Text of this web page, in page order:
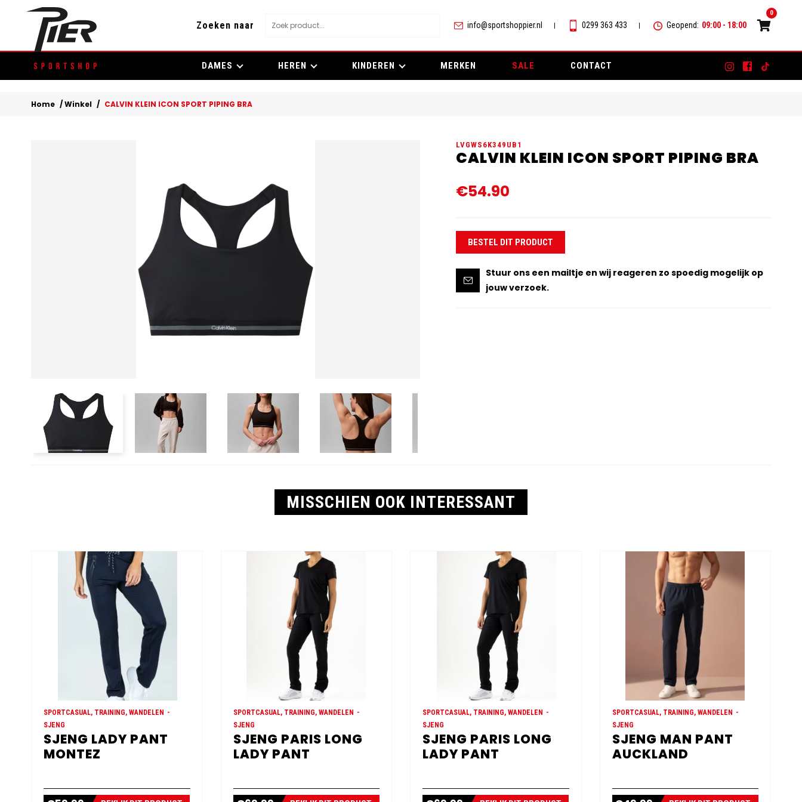
Zoeken naar info@sportshoppier.nl 0299 363 433 Geopend: 09:00 - 18:00
0
Skip
DAMES HEREN KINDEREN MERKEN SALE CONTACT
Home /Winkel / CALVIN KLEIN ICON SPORT PIPING BRA
LVGWS6K349UB1
CALVIN KLEIN ICON SPORT PIPING BRA
€54.90
BESTEL DIT PRODUCT
Stuur ons een mailtje en wij reageren zo spoedig mogelijk op
jouw verzoek.
MISSCHIEN OOK INTERESSANT
SPORTCASUAL, TRAINING, WANDELEN
SJENG
SJENG LADY PANT
MONTEZ
SPORTCASUAL, TRAINING, WANDELEN
SJENG
SJENG PARIS LONG
LADY PANT
SPORTCASUAL, TRAINING, WANDELEN
SJENG
SJENG PARIS LONG
LADY PANT
SPORTCASUAL, TRAINING, WANDELEN
SJENG
SJENG MAN PANT
AUCKLAND